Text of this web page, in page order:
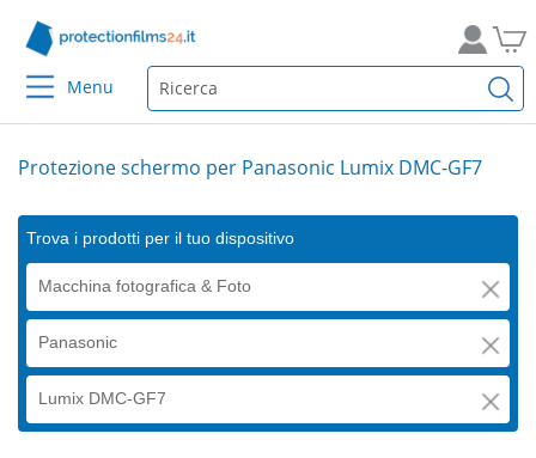
Menu
Protezione schermo per Panasonic Lumix DMC-GF7
Trova i prodotti per il tuo dispositivo
Macchina fotografica & Foto
Panasonic
Lumix DMC-GF7